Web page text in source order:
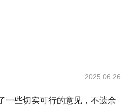
2025.06.26
一些切实可行的意见，不遗余